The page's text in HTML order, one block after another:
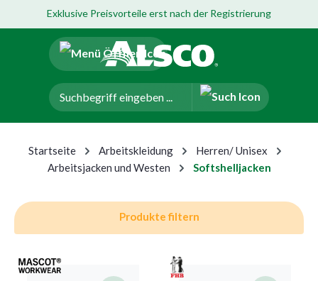
Hauptinhalt springen
Zur Navigation der B2B-Plattform springen
Exklusive Preisvorteile erst nach der Registrierung
Startseite Arbeitskleidung
Herren/ Unisex
Arbeitsjacken und Westen
Softshelljacken
Produkte filtern